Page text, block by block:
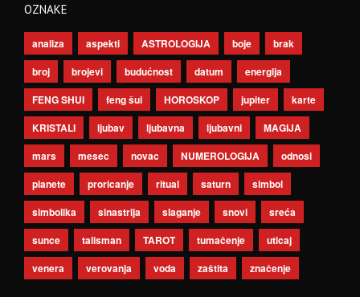
OZNAKE
analiza aspekti ASTROLOGIJA boje
brak
broj
brojevi budućnost datum
energija
FENG SHUI
feng šui HOROSKOP jupiter
karte
KRISTALI
ljubav ljubavna ljubavni
MAGIJA
mars
mesec novac NUMEROLOGIJA
odnosi
planete
proricanje ritual saturn
simbol
simbolika
sinastrija slaganje snovi
sreća
sunce
talisman TAROT tumačenje
uticaj
venera
verovanja voda zaštita značenje